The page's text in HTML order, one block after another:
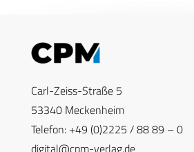
Carl-Zeiss-Straße 5
53340 Meckenheim
Telefon: +49 (0)2225 / 88 89 – 0
digital@cpm-verlag.de